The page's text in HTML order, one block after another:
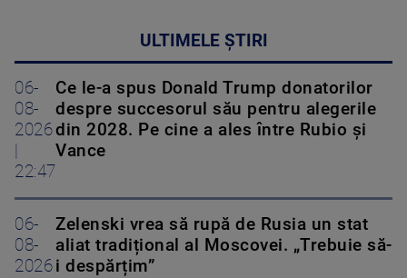
ULTIMELE ȘTIRI
06-
08-
2026
22:47
Ce le-a spus Donald Trump donatorilor
despre succesorul său pentru alegerile
din 2028. Pe cine a ales între Rubio și
Vance
06-
08-
2026
Zelenski vrea să rupă de Rusia un stat
aliat tradițional al Moscovei. „Trebuie să-
i despărțim”